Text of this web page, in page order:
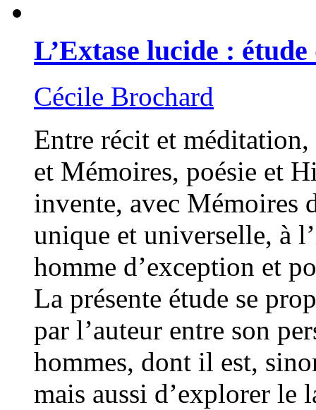
L’Extase lucide :
Cécile Brochard
Entre récit et
et Mémoires, poésie et
invente, avec Mémoires
unique et universelle, à
homme d’exception et
La présente étude se
par l’auteur entre son
hommes, dont il est,
mais aussi d’explorer